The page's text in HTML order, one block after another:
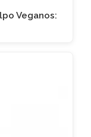
Veganos: